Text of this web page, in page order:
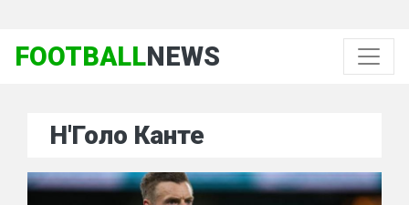
FOOTBALLNEWS
Н'Голо Канте